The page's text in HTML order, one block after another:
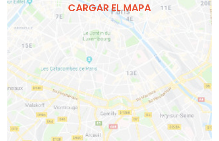
CARGAR EL MAPA